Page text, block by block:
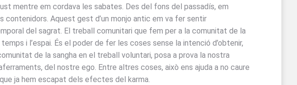
mentre em cordava les sabates. Des del fons del passadís, em
contenidors. Aquest gest d’un monjo antic em va fer sentir
del sagrat. El treball comunitari que fem per a la comunitat de la
i l’espai. És el poder de fer les coses sense la intenció d’obtenir,
de la sangha en el treball voluntari, posa a prova la nostra
del nostre ego. Entre altres coses, això ens ajuda a no caure
ja hem escapat dels efectes del karma.